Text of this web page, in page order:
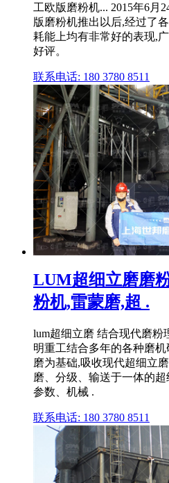
工欧版磨粉机... 2015年6月
版磨粉机推出以后,经过了
耗能上均有非常好的表现,
好评。
联系电话: 180 3780 8511
LUM超细立磨磨
粉机,雷蒙磨,超 .
lum超细立磨 结合现代磨粉
明重工结合多年的各种磨
磨为基础,吸收现代超细立
磨、分级、输送于一体的
参数、机械 .
联系电话: 180 3780 8511